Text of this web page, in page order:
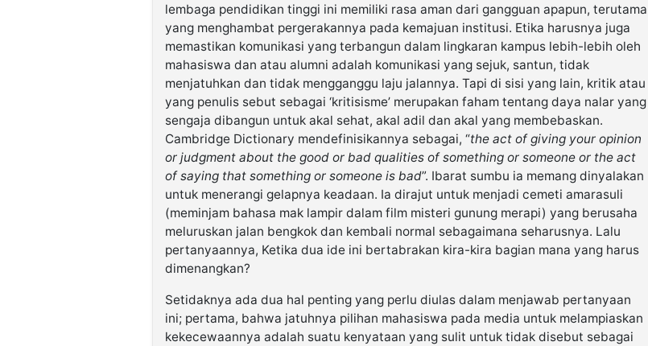
lembaga pendidikan tinggi ini memiliki rasa aman dari gangguan apapun, terutama
yang menghambat pergerakannya pada kemajuan institusi. Etika harusnya juga
memastikan komunikasi yang terbangun dalam lingkaran kampus lebih-lebih oleh
mahasiswa dan atau alumni adalah komunikasi yang sejuk, santun, tidak
menjatuhkan dan tidak mengganggu laju jalannya. Tapi di sisi yang lain, kritik atau
yang penulis sebut sebagai ‘kritisisme’ merupakan faham tentang daya nalar yang
sengaja dibangun untuk akal sehat, akal adil dan akal yang membebaskan.
Cambridge Dictionary mendefinisikannya sebagai, “the act of giving your opinion
or judgment about the good or bad qualities of something or someone or the act
of saying that something or someone is bad”. Ibarat sumbu ia memang dinyalakan
untuk menerangi gelapnya keadaan. Ia dirajut untuk menjadi cemeti amarasuli
(meminjam bahasa mak lampir dalam film misteri gunung merapi) yang berusaha
meluruskan jalan bengkok dan kembali normal sebagaimana seharusnya. Lalu
pertanyaannya, Ketika dua ide ini bertabrakan kira-kira bagian mana yang harus
dimenangkan?
Setidaknya ada dua hal penting yang perlu diulas dalam menjawab pertanyaan
ini; pertama, bahwa jatuhnya pilihan mahasiswa pada media untuk melampiaskan
kekecewaannya adalah suatu kenyataan yang sulit untuk tidak disebut sebagai